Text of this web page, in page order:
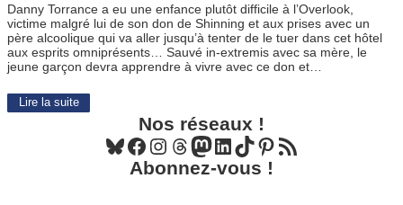
Danny Torrance a eu une enfance plutôt difficile à l’Overlook,
victime malgré lui de son don de Shinning et aux prises avec un
père alcoolique qui va aller jusqu’à tenter de le tuer dans cet hôtel
aux esprits omniprésents… Sauvé in-extremis avec sa mère, le
jeune garçon devra apprendre à vivre avec ce don et…
Lire la suite
Nos réseaux !
Bluesky Facebook Instagram Threads Mastodon LinkedIn TikTok Pinterest Flux RSS
Abonnez-vous !